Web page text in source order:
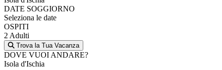
DATE SOGGIORNO
Seleziona le date
OSPITI
2 Adulti
Trova la Tua Vacanza
DOVE VUOI ANDARE?
Isola d'Ischia